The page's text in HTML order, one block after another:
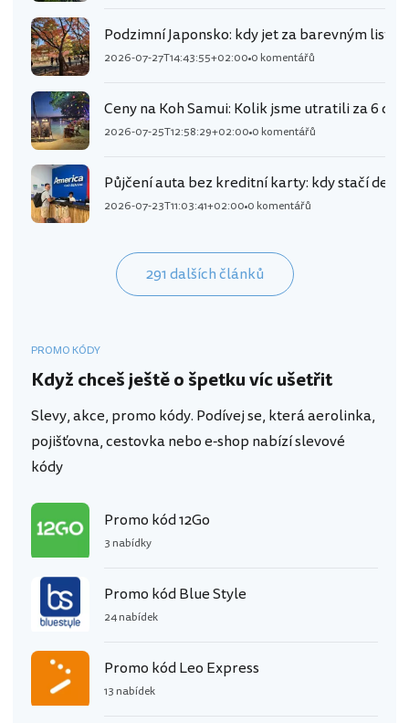
Podzimní Japonsko: kdy jet za barevným listím
2026-07-27T14:43:55+02:00 0 komentářů
Ceny na Koh Samui: Kolik jsme utratili za 6 dní
2026-07-25T12:58:29+02:00 0 komentářů
Půjčení auta bez kreditní karty: kdy stačí
2026-07-23T11:03:41+02:00 0 komentářů
291 dalších článků
PROMO KÓDY
Když chceš ještě o špetku víc ušetřit
Slevy, akce, promo kódy. Podívej se, která aerolinka,
pojišťovna, cestovka nebo e-shop nabízí slevové
kódy
Promo kód 12Go
3 nabídky
Promo kód Blue Style
24 nabídek
Promo kód Leo Express
13 nabídek